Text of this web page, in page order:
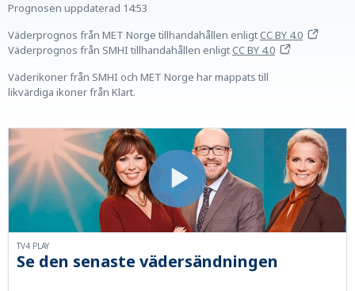
Prognosen uppdaterad 14:53
Väderprognos från MET Norge tillhandahållen enligtCC BY 4.0
Väderprognos från SMHI tillhandahållen enligtCC BY 4.0
Väderikoner från SMHI och MET Norge har mappats till
likvärdiga ikoner från Klart.
Se den senaste vädersändningen
TV4 PLAY